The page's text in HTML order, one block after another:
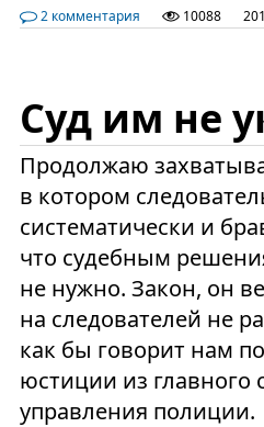
2 комментария 10088
Суд им не
Продолжаю
в котором
систематически и
что судебным
не нужно. Закон, он
на следователей не
как бы говорит нам
юстиции из главного
управления полиции.